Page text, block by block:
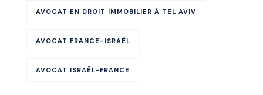
AVOCAT EN DROIT IMMOBILIER À TEL AVIV
AVOCAT FRANCE-ISRAËL
AVOCAT ISRAËL-FRANCE